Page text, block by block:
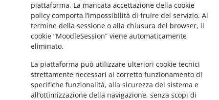
piattaforma. La mancata accettazione della cookie
policy comporta l’impossibilità di fruire del servizio. Al
termine della sessione o alla chiusura del browser, il
cookie “MoodleSession” viene automaticamente
eliminato.
La piattaforma può utilizzare ulteriori cookie tecnici
strettamente necessari al corretto funzionamento di
specifiche funzionalità, alla sicurezza del sistema e
all’ottimizzazione della navigazione, senza scopi di